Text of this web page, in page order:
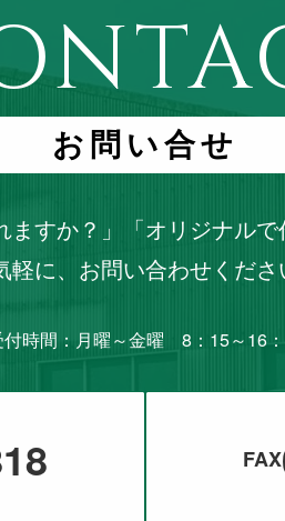
お問い合せ
ますか？」「オリジナル
軽に、お問い合わせくださ
付時間：月曜～金曜 8：15～16
FAX